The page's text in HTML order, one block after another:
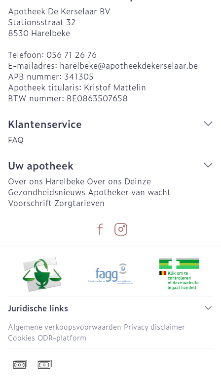
Apotheek De Kerselaar BV
Stationsstraat 32
8530 Harelbeke
Telefoon: 056 71 26 76
E-mailadres: harelbeke@apotheekdekerselaar.be
APB nummer: 341305
Apotheek titularis: Kristof Mattelin
BTW nummer: BE0863507658
Klantenservice
FAQ
Uw apotheek
Over ons Harelbeke Over ons Deinze
Gezondheidsnieuws Apotheker van wacht
Voorschrift Zorgtarieven
Juridische links
Algemene verkoopsvoorwaarden Privacy disclaimer
Cookies ODR-platform